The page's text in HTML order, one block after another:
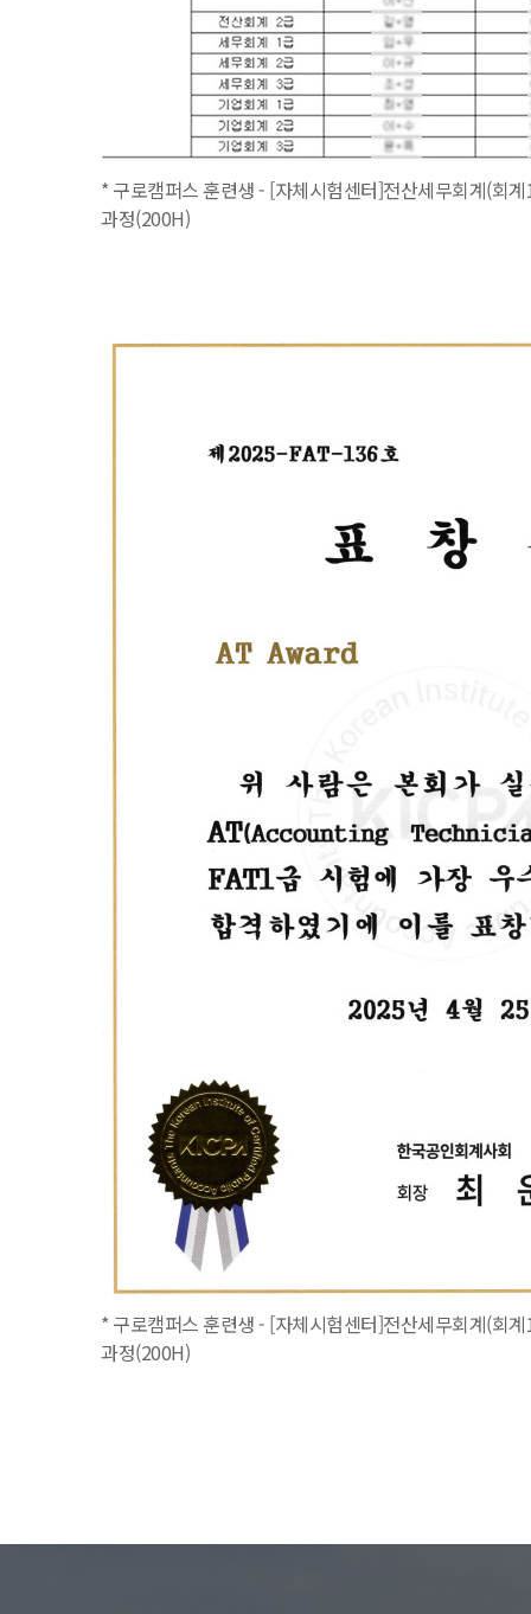
* 구로캠퍼스 훈련생 - [자체시험센터]전산세무회계(회
과정(200H)
* 구로캠퍼스 훈련생 - [자체시험센터]전산세무회계(회
과정(200H)